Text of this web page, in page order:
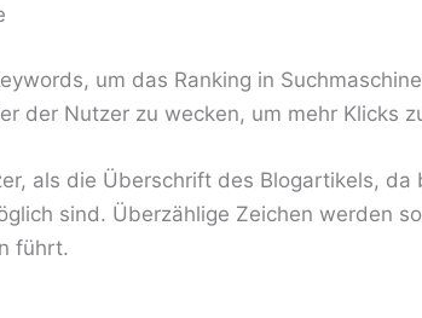
um das Ranking in
der Nutzer zu wecken, um mehr Klicks
als die Überschrift des Blogartikels, da
sind. Überzählige Zeichen werden
führt.